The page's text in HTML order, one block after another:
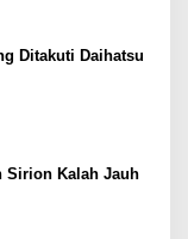
Ditakuti Daihatsu
Sirion Kalah Jauh